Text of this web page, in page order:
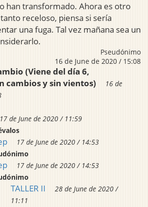
han transformado. Ahora es otro
receloso, piensa si sería
una fuga. Tal vez mañana sea un
Pseudónimo
16 de June de 2020 / 15:08
(Viene del día 6,
cambios y sin vientos)
16 de
17 de June de 2020 / 11:59
17 de June de 2020 / 14:53
17 de June de 2020 / 14:53
TALLER II
28 de June de 2020 /
11:11